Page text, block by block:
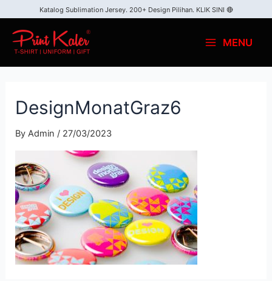
Katalog Sublimation Jersey. 200+ Design Pilihan. KLIK SINI 🔴
MENU
DesignMonatGraz6
ByAdmin / 27/03/2023